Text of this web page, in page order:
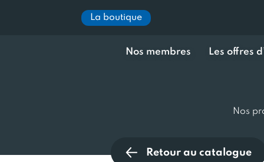
La boutique
Nos membres Les offres
Nos
Retour au catalogue